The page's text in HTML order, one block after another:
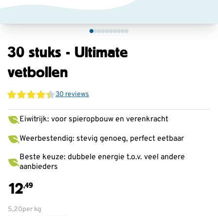
30 stuks - Ultimate
vetbollen
30 reviews
Eiwitrijk: voor spieropbouw en verenkracht
Weerbestendig: stevig genoeg, perfect eetbaar
Beste keuze: dubbele energie t.o.v. veel andere
aanbieders
12,49
5,20per kg